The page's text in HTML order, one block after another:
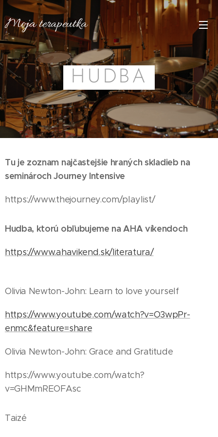
Mojaterapeutka
HUDBA
Tu je zoznam najčastejšie hraných skladieb na
seminároch Journey Intensive
https://www.thejourney.com/playlist/
Hudba, ktorú obľubujeme na AHA víkendoch
https://www.ahavikend.sk/literatura/
Olivia Newton-John: Learn to love yourself
https://www.youtube.com/watch?v=O3wpPr-
enmc&feature=share
Olivia Newton-John: Grace and Gratitude
https://www.youtube.com/watch?
v=GHMmREOFAsc
Taizé